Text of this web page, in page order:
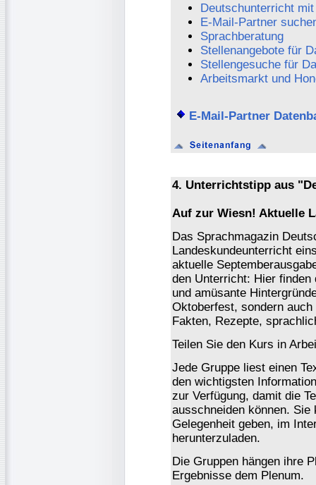
Deutschunterricht
E-Mail-Partner
Sprachberatung
Stellenangebote für
Stellengesuche für
Arbeitsmarkt und
E-Mail-Partner
4. Unterrichtstipp aus
Auf zur Wiesn! Aktuelle
Das Sprachmagazin
Landeskundeunterricht
aktuelle
den Unterricht: Hier finden
und amüsante
Oktoberfest, sondern
Fakten, Rezepte,
Teilen Sie den Kurs in
Jede Gruppe liest einen
den wichtigsten
zur Verfügung, damit die
ausschneiden können. Sie
Gelegenheit geben, im
herunterzuladen.
Die Gruppen hängen ihre
Ergebnisse dem Plenum.